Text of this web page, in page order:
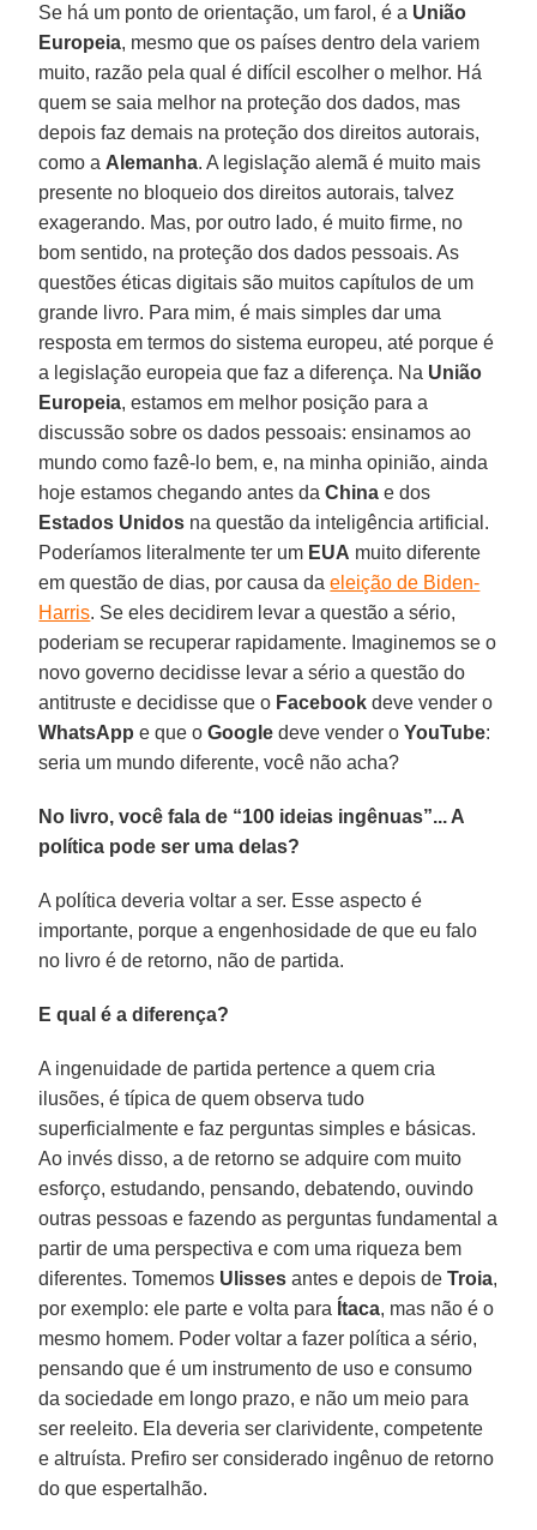
Se há um ponto de orientação, um farol, é a União
Europeia, mesmo que os países dentro dela variem
muito, razão pela qual é difícil escolher o melhor. Há
quem se saia melhor na proteção dos dados, mas
depois faz demais na proteção dos direitos autorais,
como a Alemanha. A legislação alemã é muito mais
presente no bloqueio dos direitos autorais, talvez
exagerando. Mas, por outro lado, é muito firme, no
bom sentido, na proteção dos dados pessoais. As
questões éticas digitais são muitos capítulos de um
grande livro. Para mim, é mais simples dar uma
resposta em termos do sistema europeu, até porque é
a legislação europeia que faz a diferença. Na União
Europeia, estamos em melhor posição para a
discussão sobre os dados pessoais: ensinamos ao
mundo como fazê-lo bem, e, na minha opinião, ainda
hoje estamos chegando antes daChina e dos
Estados Unidos na questão da inteligência artificial.
Poderíamos literalmente ter um EUA muito diferente
em questão de dias, por causa daeleição de Biden-
Harris. Se eles decidirem levar a questão a sério,
poderiam se recuperar rapidamente. Imaginemos se o
novo governo decidisse levar a sério a questão do
antitruste e decidisse que o Facebook deve vender o
WhatsApp e que oGoogle deve vender oYouTube:
seria um mundo diferente, você não acha?
No livro, você fala de “100 ideias ingênuas”... A
política pode ser uma delas?
A política deveria voltar a ser. Esse aspecto é
importante, porque a engenhosidade de que eu falo
no livro é de retorno, não de partida.
E qual é a diferença?
A ingenuidade de partida pertence a quem cria
ilusões, é típica de quem observa tudo
superficialmente e faz perguntas simples e básicas.
Ao invés disso, a de retorno se adquire com muito
esforço, estudando, pensando, debatendo, ouvindo
outras pessoas e fazendo as perguntas fundamental a
partir de uma perspectiva e com uma riqueza bem
diferentes. Tomemos Ulisses antes e depois deTroia,
por exemplo: ele parte e volta para Ítaca, mas não é o
mesmo homem. Poder voltar a fazer política a sério,
pensando que é um instrumento de uso e consumo
da sociedade em longo prazo, e não um meio para
ser reeleito. Ela deveria ser clarividente, competente
e altruísta. Prefiro ser considerado ingênuo de retorno
do que espertalhão.